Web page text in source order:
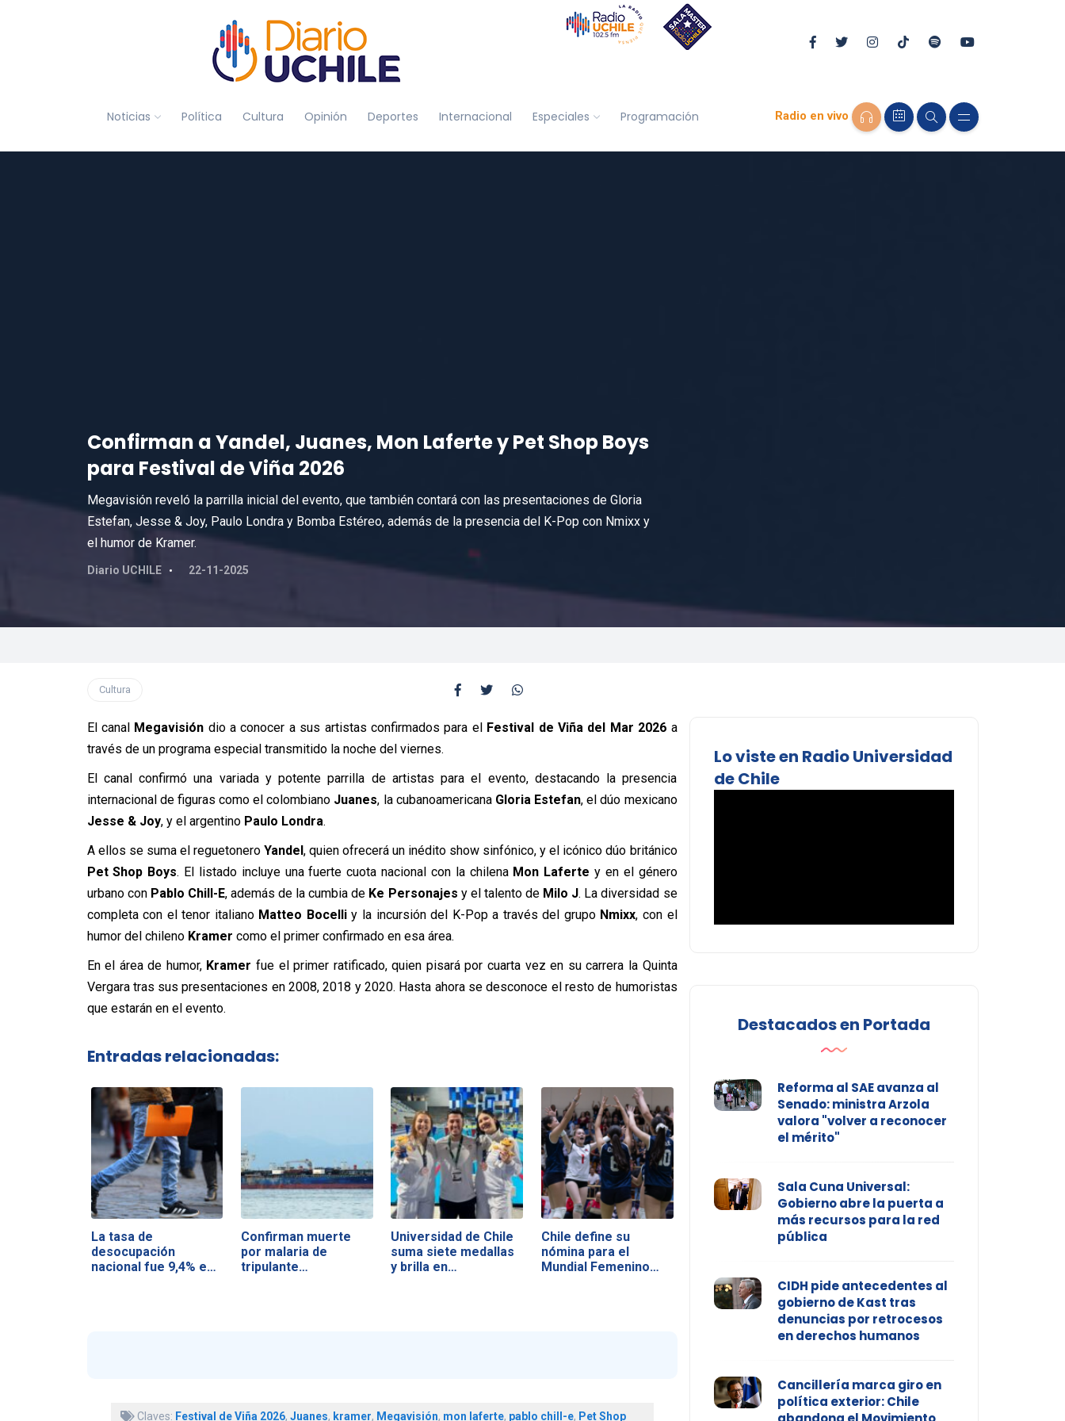
Noticias Política Cultura Opinión Deportes Internacional Especiales Programación Radio en vivo
Confirman a Yandel, Juanes, Mon Laferte y Pet Shop Boys
para Festival de Viña 2026
Megavisión reveló la parrilla inicial del evento, que también contará con las presentaciones de Gloria
Estefan, Jesse & Joy, Paulo Londra y Bomba Estéreo, además de la presencia del K-Pop con Nmixx y
el humor de Kramer.
Diario UCHILE 22-11-2025
Cultura
El canal Megavisión dio a conocer a sus artistas confirmados para el Festival de Viña del Mar 2026 a
través de un programa especial transmitido la noche del viernes.
El canal confirmó una variada y potente parrilla de artistas para el evento, destacando la presencia
internacional de figuras como el colombiano Juanes, la cubanoamericana Gloria Estefan, el dúo mexicano
Jesse & Joy, y el argentino Paulo Londra.
A ellos se suma el reguetonero Yandel, quien ofrecerá un inédito show sinfónico, y el icónico dúo británico
Pet Shop Boys. El listado incluye una fuerte cuota nacional con la chilena Mon Laferte y en el género
urbano con Pablo Chill-E, además de la cumbia de Ke Personajes y el talento de Milo J. La diversidad se
completa con el tenor italiano Matteo Bocelliy la incursión del K-Pop a través del grupo Nmixx, con el
humor del chileno Kramer como el primer confirmado en esa área.
En el área de humor, Kramer fue el primer ratificado, quien pisará por cuarta vez en su carrera la Quinta
Vergara tras sus presentaciones en 2008, 2018 y 2020. Hasta ahora se desconoce el resto de humoristas
que estarán en el evento.
Entradas relacionadas:
La tasa de
desocupación
nacional fue 9,4% en
Confirman muerte
por malaria de
tripulante…
Universidad de Chile
suma siete medallas
y brilla en…
Chile define su
nómina para el
Mundial Femenino
Claves: Festival de Viña 2026, Juanes, kramer, Megavisión, mon laferte, pablo chill-e, Pet Shop
Lo viste en Radio Universidad
de Chile
Destacados en Portada
Reforma al SAE avanza al
Senado: ministra Arzola
valora "volver a reconocer
el mérito"
Sala Cuna Universal:
Gobierno abre la puerta a
más recursos para la red
pública
CIDH pide antecedentes al
gobierno de Kast tras
denuncias por retrocesos
en derechos humanos
Cancillería marca giro en
política exterior: Chile